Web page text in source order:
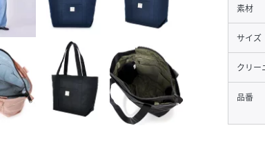
素材
サイズ
クリー
品番